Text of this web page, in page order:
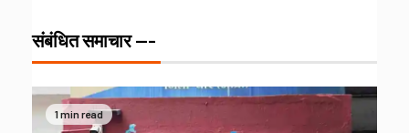
संबंधित समाचार ---
1 min read